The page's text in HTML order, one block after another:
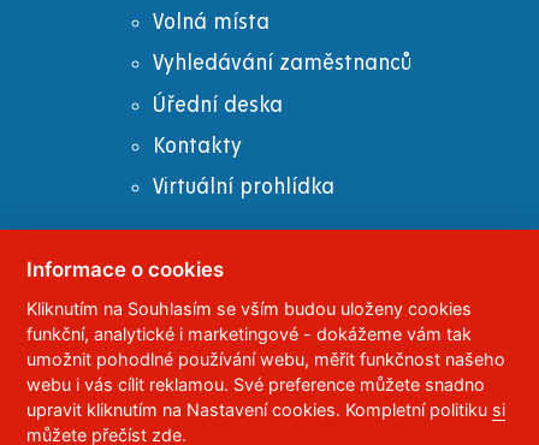
Volná místa
Vyhledávání zaměstnanců
Úřední deska
Kontakty
Virtuální prohlídka
© 2023 Univerzita Pardubice,Studentská 95
532 10 Pardubice 2
Telefon: 466 036 111, 466 036 112, 466 036 113
Správce webu ,RSS
Informace o cookies
Kliknutím na Souhlasím se vším budou uloženy cookies
funkční, analytické i marketingové - dokážeme vám tak
umožnit pohodlné používání webu, měřit funkčnost našeho
webu i vás cílit reklamou. Své preference můžete snadno
upravit kliknutím na Nastavení cookies. Kompletní politiku si
můžete přečíst zde.